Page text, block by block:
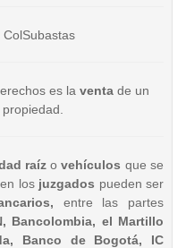
es la ventade un
raízo vehículos que se
en los juzgados pueden ser
entre las partes
Bancolombia, el Martillo
Banco de Bogotá, IC